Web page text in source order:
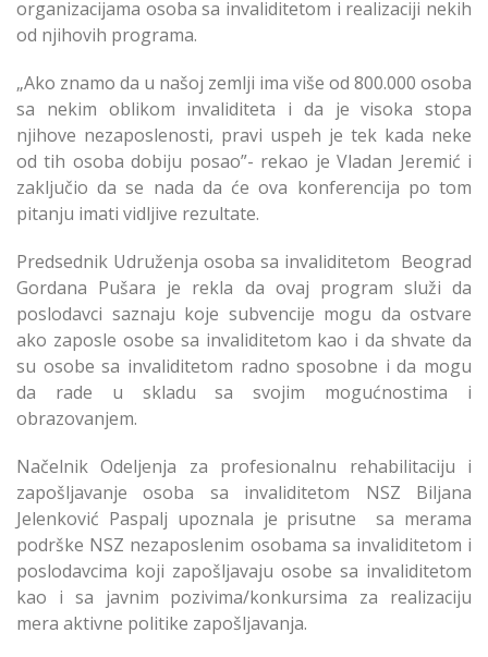
organizacijama osoba sa invaliditetom i realizaciji nekih
od njihovih programa.
„Ako znamo da u našoj zemlji ima više od 800.000 osoba
sa nekim oblikom invaliditeta i da je visoka stopa
njihove nezaposlenosti, pravi uspeh je tek kada neke
od tih osoba dobiju posao”- rekao je Vladan Jeremić i
zaključio da se nada da će ova konferencija po tom
pitanju imati vidljive rezultate.
Predsednik Udruženja osoba sa invaliditetom Beograd
Gordana Pušara je rekla da ovaj program služi da
poslodavci saznaju koje subvencije mogu da ostvare
ako zaposle osobe sa invaliditetom kao i da shvate da
su osobe sa invaliditetom radno sposobne i da mogu
da rade u skladu sa svojim mogućnostima i
obrazovanjem.
Načelnik Odeljenja za profesionalnu rehabilitaciju i
zapošljavanje osoba sa invaliditetom NSZ Biljana
Jelenković Paspalj upoznala je prisutne sa merama
podrške NSZ nezaposlenim osobama sa invaliditetom i
poslodavcima koji zapošljavaju osobe sa invaliditetom
kao i sa javnim pozivima/konkursima za realizaciju
mera aktivne politike zapošljavanja.